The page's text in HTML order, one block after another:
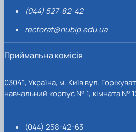
(044) 527-82-42
rectorat@nubip.edu.ua
Приймальна комісія
03041, Україна, м. Київ вул.
навчальний корпус № 1, кімната №
(044) 258-42-63